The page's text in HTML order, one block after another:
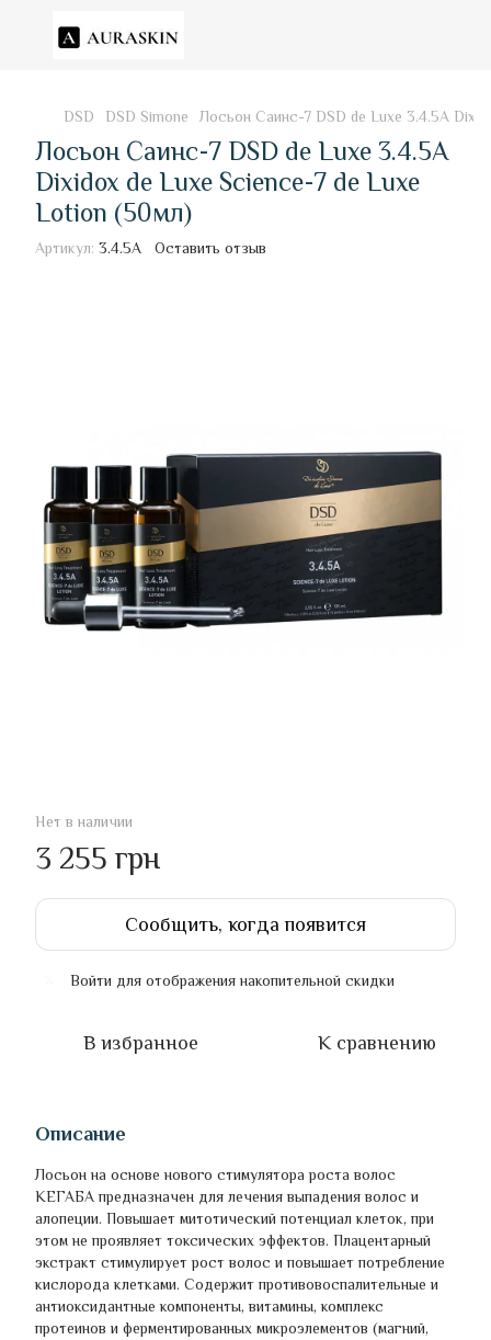
DSD DSD Simone Лосьон Саинс-7 DSD de Luxe 3.4.5А
Лосьон Саинс-7 DSD de Luxe 3.4.5А
Dixidox de Luxe Science-7 de Luxe
Lotion (50мл)
Артикул: 3.4.5А Оставить отзыв
Нет в наличии
3 255 грн
Сообщить, когда появится
Войти для отображения накопительной скидки
В избранное К сравнению
Описание
Лосьон на основе нового стимулятора роста волос
КЕГАБА предназначен для лечения выпадения волос и
алопеции. Повышает митотический потенциал клеток, при
этом не проявляет токсических эффектов. Плацентарный
экстракт стимулирует рост волос и повышает потребление
кислорода клетками. Содержит противовоспалительные и
антиоксидантные компоненты, витамины, комплекс
протеинов и ферментированных микроэлементов (магний,